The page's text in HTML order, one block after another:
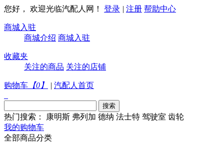
您好， 欢迎光临汽配人网！ 登录 | 注册 帮助中心
商城入驻
商城介绍 商城入驻
收藏夹
关注的商品 关注的店铺
购物车 【0 】 | 汽配人首页
热门搜索： 康明斯 弗列加 德纳 法士特 驾驶室 齿轮
我的购物车
全部商品分类